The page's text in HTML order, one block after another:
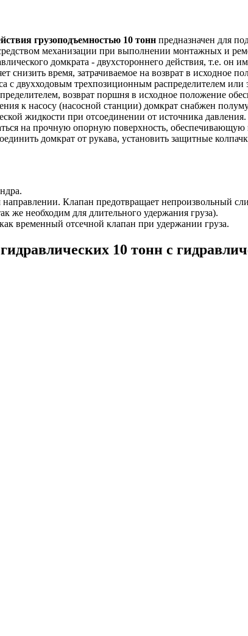
грузоподъемностью 10 тонн предназначен для
средством механизации при выполнении монтажных и
домкрата - двухстороннего действия, т.е. он
снизить время, затрачиваемое на возврат в исходное
с двухходовым трехпозиционным распределителем или
возврат поршня в исходное положение
к насосу (насосной станции) домкрат снабжен
жидкости при отсоединении от источника
на прочную опорную поверхность, обеспечивающую
домкрат от рукава, установить защитные
Клапан предотвращает непроизвольный
же необходим для длительного удержания груза).
временный отсечной клапан при удержании груза.
10 тонн с